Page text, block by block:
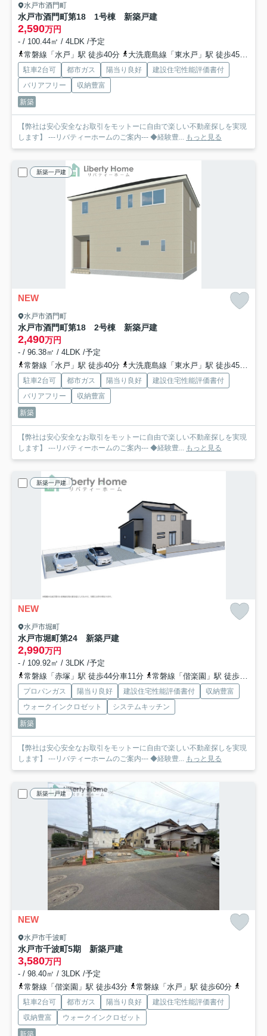
水戸市酒門町
水戸市酒門町第18 1号棟 新築戸建
2,590万円
- / 100.44㎡ / 4LDK /予定
常磐線「水戸」駅 徒歩40分
大洗鹿島線「東水戸」駅 徒歩45分
駐車2台可 都市ガス 陽当り良好
建設住宅性能評価書付
バリアフリー
収納豊富
新築
【弊社は安心安全なお取引をモットーに自由で楽しい不動産探しを実現
します】 ---リバティーホームのご案内--- ◆経験豊... もっと見る
新築一戸建
NEW
水戸市酒門町
水戸市酒門町第18 2号棟 新築戸建
2,490万円
- / 96.38㎡ / 4LDK /予定
常磐線「水戸」駅 徒歩40分
大洗鹿島線「東水戸」駅 徒歩45分
駐車2台可 都市ガス 陽当り良好
建設住宅性能評価書付
バリアフリー
収納豊富
新築
【弊社は安心安全なお取引をモットーに自由で楽しい不動産探しを実現
します】 ---リバティーホームのご案内--- ◆経験豊... もっと見る
新築一戸建
NEW
水戸市堀町
水戸市堀町第24 新築戸建
2,990万円
- / 109.92㎡ / 3LDK /予定
常磐線「赤塚」駅 徒歩44分車11分
常磐線「偕楽園」駅 徒歩70分
プロパンガス 陽当り良好 建設住宅性能評価書付
収納豊富
ウォークインクロゼット
システムキッチン
新築
【弊社は安心安全なお取引をモットーに自由で楽しい不動産探しを実現
します】 ---リバティーホームのご案内--- ◆経験豊... もっと見る
新築一戸建
NEW
水戸市千波町
水戸市千波町5期 新築戸建
3,580万円
- / 98.40㎡ / 3LDK /予定
常磐線「偕楽園」駅 徒歩43分
常磐線「水戸」駅 徒歩60分
駐車2台可 都市ガス 陽当り良好
建設住宅性能評価書付
収納豊富
ウォークインクロゼット
新築